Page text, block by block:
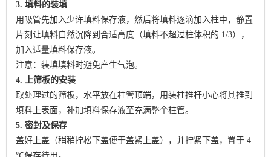
3. 填料的装填
用吸管先加入少许填料保存液，然后将填料逐滴加入柱中，静置
片刻让填料自然沉降到合适高度（填料不超过柱体积的 1/3），
加入适量填料保存液。
注意：装填填料时避免产生气泡。
4. 上筛板的安装
取处理过的筛板，水平放在柱管顶端，用装柱推杆小心将其推到
填料上表面，补加填料保存液至充满整个柱管。
5. 密封及保存
盖好上盖（稍稍拧松下盖便于盖紧上盖），并拧紧下盖，置于 4